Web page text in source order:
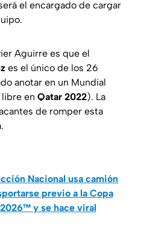
el encargado de cargar
Aguirre es que el
es el único de los 26
anotar en un Mundial
en Qatar 2022). La
de romper esta
Nacional usa camión
previo a la Copa
y se hace viral